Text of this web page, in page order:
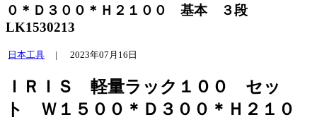
０＊Ｄ３００＊Ｈ２１００ 基本 ３段
LK1530213
日本工具 | 2023年07月16日
ＩＲＩＳ 軽量ラック１００ セッ
ト Ｗ１５００＊Ｄ３００＊Ｈ２１０